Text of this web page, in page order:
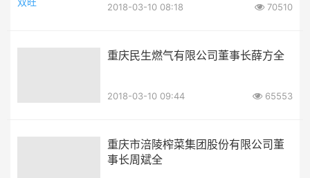
2018-03-10 08:18 70510
重庆民生燃气有限公司董事长薛方全
2018-03-10 09:44 65553
重庆市涪陵榨菜集团股份有限公司董
事长周斌全